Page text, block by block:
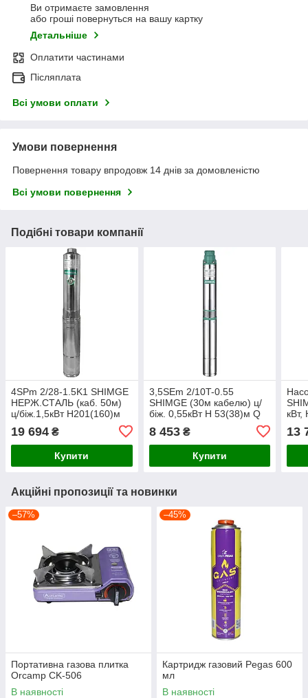
Ви отримаєте замовлення
або гроші повернуться на вашу картку
Детальніше
Оплатити частинами
Післяплата
Всі умови оплати
Умови повернення
Повернення товару впродовж 14 днів за домовленістю
Всі умови повернення
Подібні товари компанії
4SPm 2/28-1.5K1 SHIMGE
НЕРЖ.СТАЛЬ (каб. 50м)
ц/біж.1,5кВт Н201(160)м
НАС+ДВИГ{1+1}
19 694 ₴
Купити
3,5SЕm 2/10T-0.55
SHIMGE (30м кабелю) ц/
біж. 0,55кВт Н 53(38)м Q
8 453₴
Купити
13
Акційні пропозиції та новинки
–57%
Портативна газова плитка
Orcamp CK-506
В наявності
–45%
Картридж газовий Pegas 600
мл
В наявності